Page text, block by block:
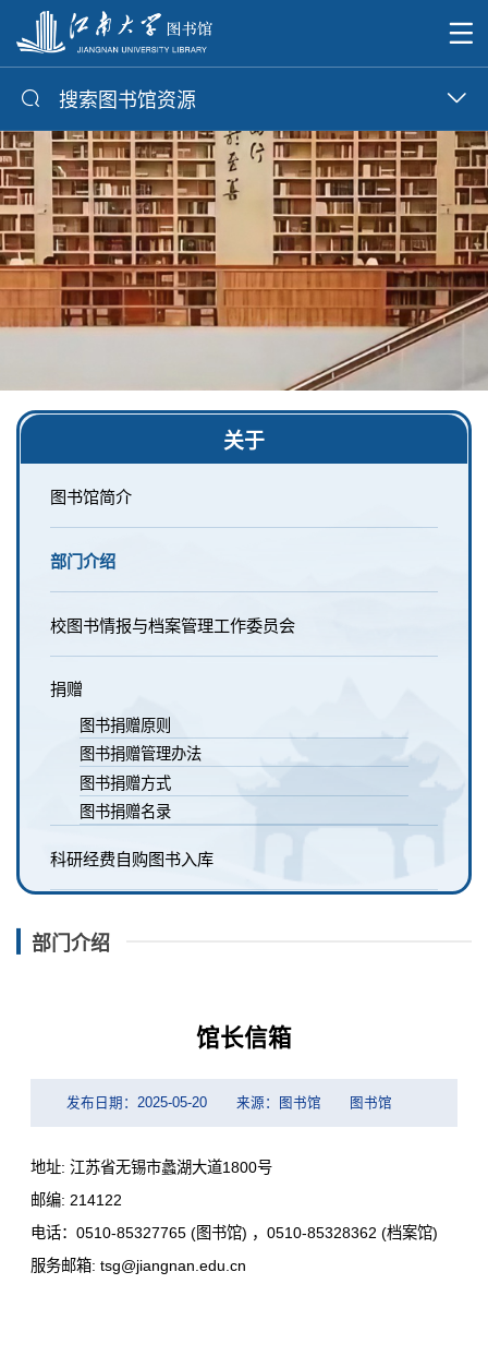
搜索图书馆资源
关于
图书馆简介
部门介绍
校图书情报与档案管理工作委员会
捐赠
图书捐赠原则
图书捐赠管理办法
图书捐赠方式
图书捐赠名录
科研经费自购图书入库
部门介绍
馆长信箱
发布日期：2025-05-20 来源：图书馆 图书馆
地址: 江苏省无锡市蠡湖大道1800号
邮编: 214122
电话：0510-85327765 (图书馆) ，0510-85328362 (档案馆)
服务邮箱: tsg@jiangnan.edu.cn